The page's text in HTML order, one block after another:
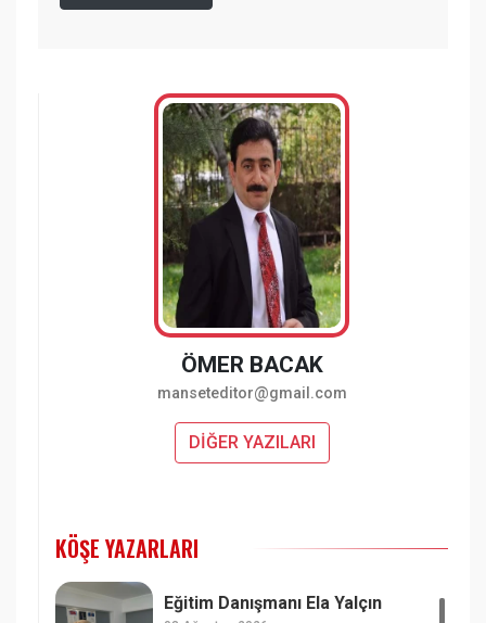
ÖMER BACAK
manseteditor@gmail.com
DİĞER YAZILARI
KÖŞE YAZARLARI
Eğitim Danışmanı Ela Yalçın